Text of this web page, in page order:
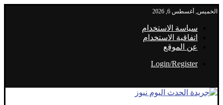
الخميس, أغسطس 6, 2026
سياسة الاستخدام
اتفاقية الاستخدام
عن الموقع
Login/Register